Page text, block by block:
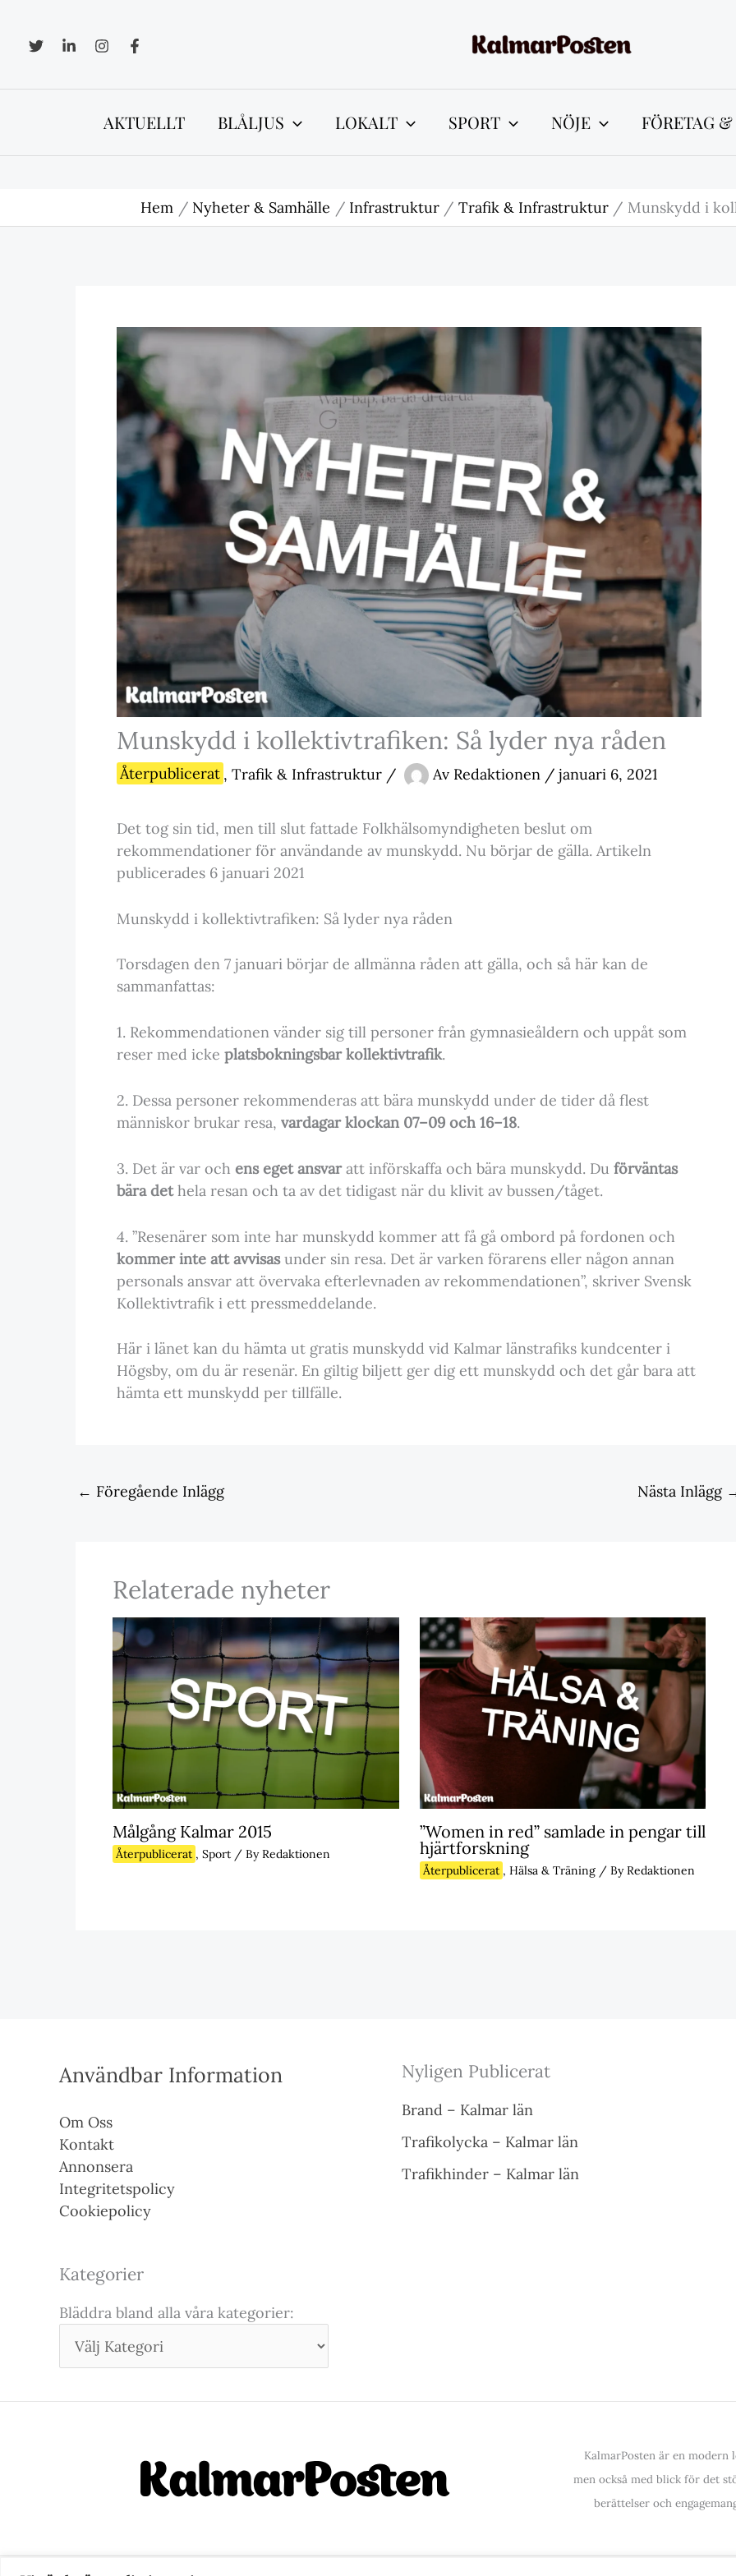
innehåll
AKTUELLT BLÅLJUS LOKALT SPORT NÖJE FÖRETAG
Hem Nyheter & Samhälle Infrastruktur Trafik & Infrastruktur Munskydd i
Munskydd i kollektivtrafiken: Så lyder nya råden
Återpublicerat , Trafik & Infrastruktur / Av Redaktionen / januari 6, 2021
Det tog sin tid, men till slut fattade Folkhälsomyndigheten beslut om
rekommendationer för användande av munskydd. Nu börjar de gälla. Artikeln
publicerades 6 januari 2021
Munskydd i kollektivtrafiken: Så lyder nya råden
Torsdagen den 7 januari börjar de allmänna råden att gälla, och så här kan de
sammanfattas:
1. Rekommendationen vänder sig till personer från gymnasieåldern och uppåt som
reser med icke platsbokningsbar kollektivtrafik.
2. Dessa personer rekommenderas att bära munskydd under de tider då flest
människor brukar resa, vardagar klockan 07–09 och 16–18.
3. Det är var och ens eget ansvaratt införskaffa och bära munskydd. Du förväntas
bära dethela resan och ta av det tidigast när du klivit av bussen/tåget.
4. ”Resenärer som inte har munskydd kommer att få gå ombord på fordonen och
kommer inte att avvisasunder sin resa. Det är varken förarens eller någon annan
personals ansvar att övervaka efterlevnaden av rekommendationen”, skriver Svensk
Kollektivtrafik i ett pressmeddelande.
Här i länet kan du hämta ut gratis munskydd vid Kalmar länstrafiks kundcenter i
Högsby, om du är resenär. En giltig biljett ger dig ett munskydd och det går bara att
hämta ett munskydd per tillfälle.
← Föregående Inlägg Nästa Inlägg
Relaterade nyheter
Målgång Kalmar 2015
Återpublicerat , Sport / ByRedaktionen
”Women in red” samlade in pengar till
hjärtforskning
Återpublicerat , Hälsa & Träning/ ByRedaktionen
Användbar Information
Om Oss
Kontakt
Annonsera
Integritetspolicy
Cookiepolicy
Kategorier
Bläddra bland alla våra kategorier:
Nyligen Publicerat
Brand – Kalmar län
Trafikolycka – Kalmar län
Trafikhinder – Kalmar län
KalmarPosten är en modern
men också med blick för det
berättelser och